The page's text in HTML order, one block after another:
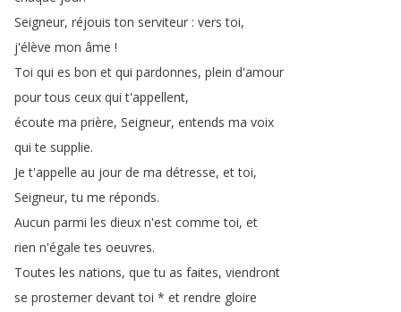
Seigneur, réjouis ton serviteur : vers toi,
j'élève mon âme !
Toi qui es bon et qui pardonnes, plein d'amour
pour tous ceux qui t'appellent,
écoute ma prière, Seigneur, entends ma voix
qui te supplie.
Je t'appelle au jour de ma détresse, et toi,
Seigneur,tu me réponds.
Aucun parmi les dieux n'est comme toi, et
rien n'égale tes oeuvres.
Toutes les nations, que tu as faites, viendront
se prosterner devant toi * et rendre gloire